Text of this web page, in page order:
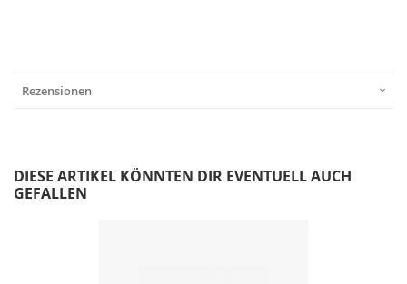
Rezensionen
DIESE ARTIKEL KÖNNTEN DIR EVENTUELL AUCH
GEFALLEN